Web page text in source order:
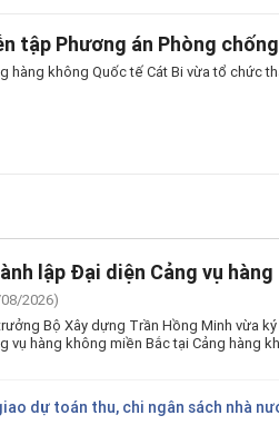
tập Phương án Phòng
hàng không Quốc tế Cát Bi vừa tổ chức
lập Đại diện Cảng vụ
2026)
Bộ Xây dựng Trần Hồng Minh vừa
vụ hàng không miền Bắc tại Cảng hàng
dự toán thu, chi ngân sách nhà